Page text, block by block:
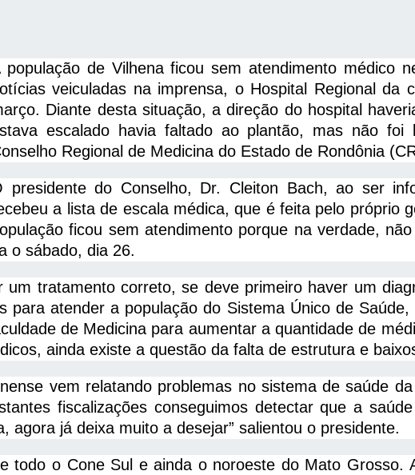
população de Vilhena ficou sem atendimento médico
veiculadas na imprensa, o Hospital Regional
Diante desta situação, a direção do hospital
escalado havia faltado ao plantão, mas não
Regional de Medicina do Estado de Rondônia
presidente do Conselho, Dr. Cleiton Bach, ao ser
a lista de escala médica, que é feita pelo próprio
ficou sem atendimento porque na verdade,
o sábado, dia 26.
um tratamento correto, se deve primeiro haver um
para atender a população do Sistema Único de
de Medicina para aumentar a quantidade de
ainda existe a questão da falta de estrutura e
vem relatando problemas no sistema de saúde
fiscalizações conseguimos detectar que a
agora já deixa muito a desejar” salientou o presidente.
todo o Cone Sul e ainda o noroeste do Mato Grosso.